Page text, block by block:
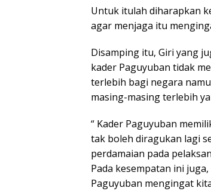
Untuk itulah diharapkan
agar menjaga itu
Disamping itu, Giri yang
kader Paguyuban tidak
terlebih bagi negara
masing-masing terlebih
“ Kader Paguyuban
tak boleh diragukan lagi
perdamaian pada
Pada kesempatan ini
Paguyuban mengingat